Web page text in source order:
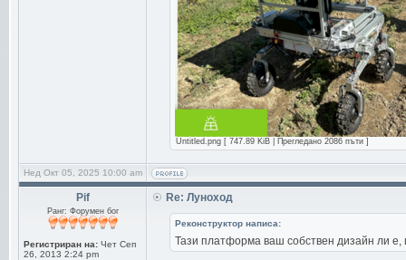
Untitled.png [ 747.89 KiB | Прегледано 2086 пъти ]
Нед Окт 05, 2025 10:00 am
Pif
Ранг: Форумен бог
Регистриран на: Чет Сеп
26, 2013 2:24 pm
Re: Луноход
Реконструктор написа:
Тази платформа ваш собствен дизайн ли е,